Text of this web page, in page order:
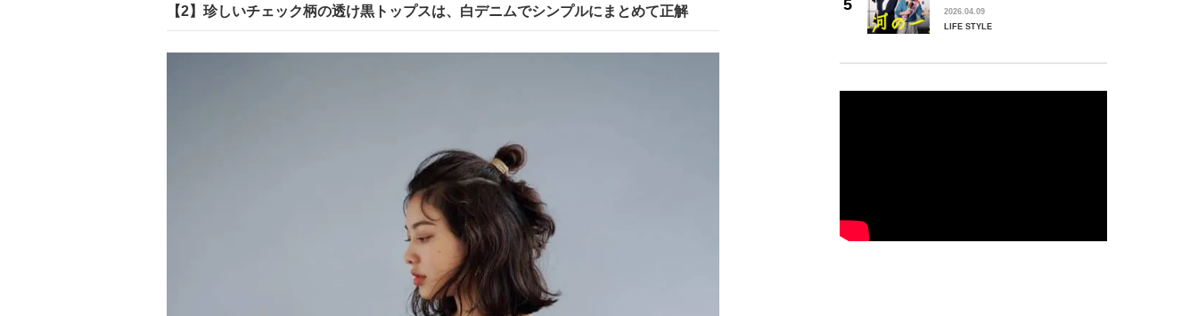
【2】珍しいチェック柄の透け黒トップスは、白デニムでシンプルにまとめて正解
2026.04.09
LIFE STYLE